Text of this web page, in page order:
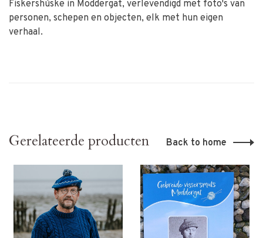
Fiskershúske in Moddergat, verlevendigd met foto's van
personen, schepen en objecten, elk met hun eigen
verhaal.
Gerelateerde producten Back to home